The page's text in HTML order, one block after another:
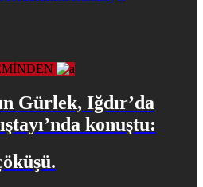
Gürlek, Iğdır’da
konuştu: